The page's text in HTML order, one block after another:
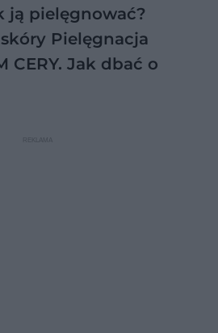
ją pielęgnować?
Pielęgnacja
CERY. Jak dbać o